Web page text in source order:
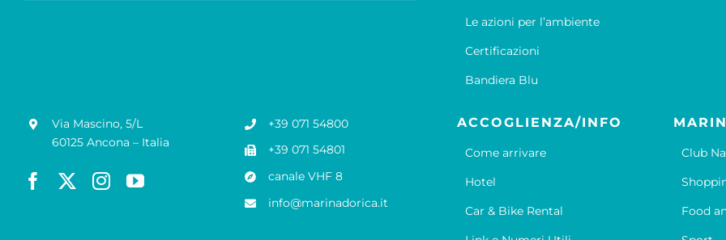
Le azioni per l’ambiente
Certificazioni
Bandiera Blu
Via Mascino, 5/L
60125 Ancona – Italia
+39 071 54800
+39 071 54801
canale VHF 8
info@marinadorica.it
ACCOGLIENZA/INFO
Come arrivare
Hotel
Car & Bike Rental
Club
Food